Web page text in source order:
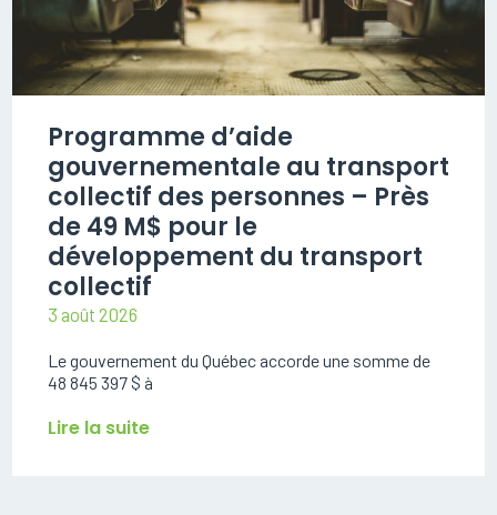
Programme d’aide
gouvernementale au transport
collectif des personnes – Près
de 49 M$ pour le
développement du transport
collectif
3 août 2026
Le gouvernement du Québec accorde une somme de
48 845 397 $ à
Lire la suite